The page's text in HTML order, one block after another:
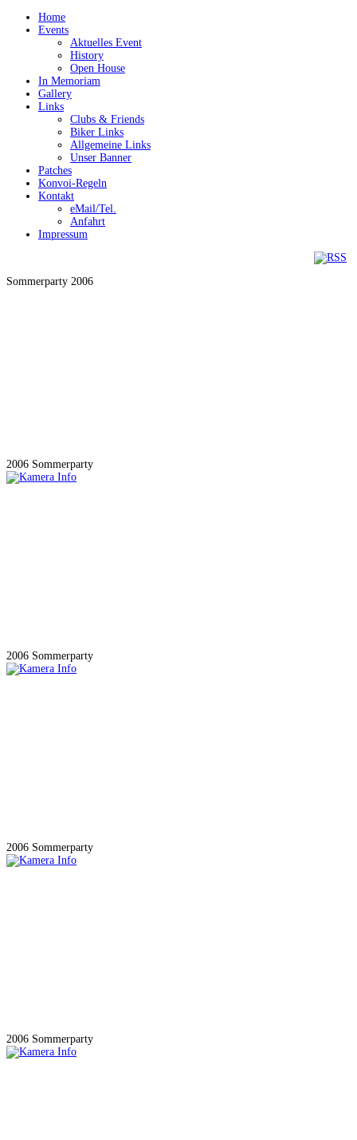
Home
Events
Aktuelles Event
History
Open House
In Memoriam
Gallery
Links
Clubs & Friends
Biker Links
Allgemeine Links
Unser Banner
Patches
Konvoi-Regeln
Kontakt
eMail/Tel.
Anfahrt
Impressum
Sommerparty 2006
2006 Sommerparty
2006 Sommerparty
2006 Sommerparty
2006 Sommerparty